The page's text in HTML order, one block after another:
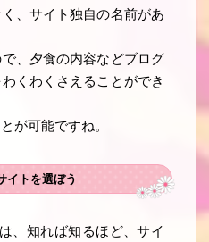
、サイト独自の名前があ
、夕食の内容などブログ
くわくさえることができ
が可能ですね。
イトを選ぼう
、知れば知るほど、サイ